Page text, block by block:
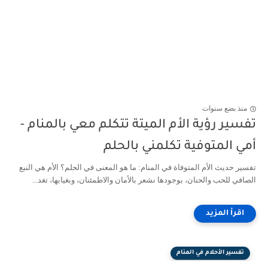
منذ بضع سنوات
تفسير رؤية الأم الميتة تتكلم معي بالمنام -
أمي المتوفية تكلمني بالحلم
تفسير حديث الأم المتوفاة في المنام: ما هو المعنى في الحلم؟ الأم هي النبع
الصافي للحب والحنان، بوجودها نشعر بالأمان والاطمئنان، وبغيابها، تغد...
تفسير الأحلام في المنام